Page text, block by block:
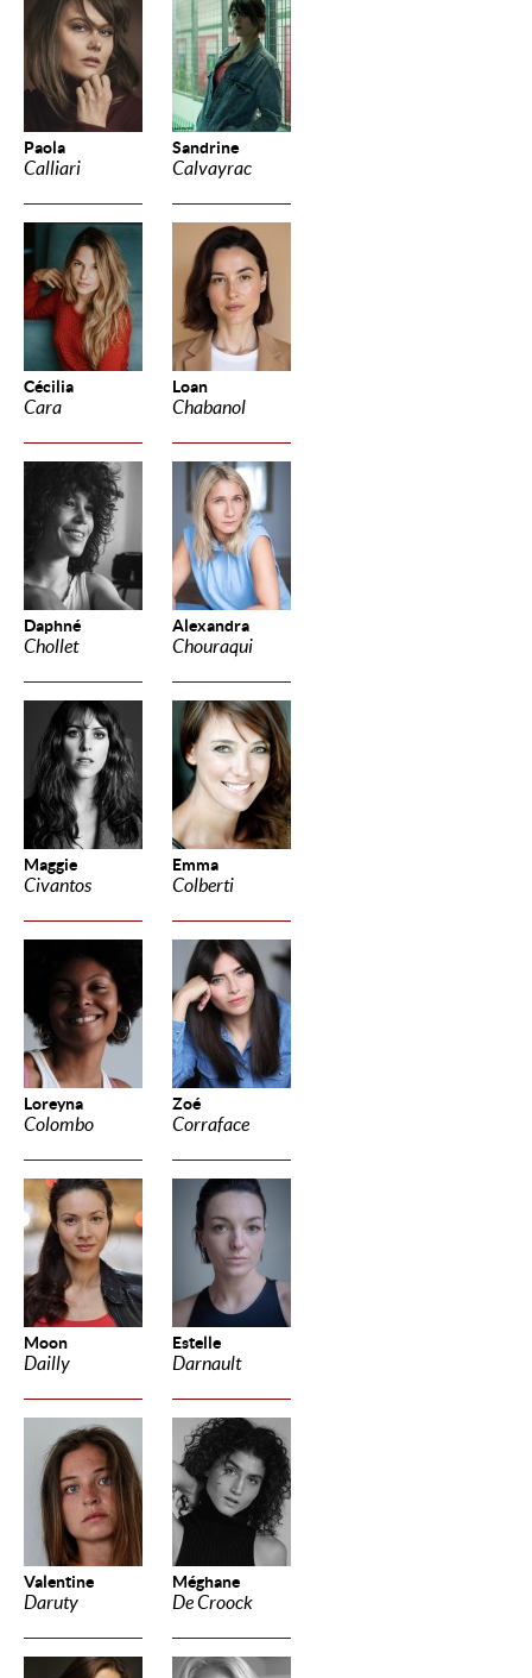
Paola
Calliari
Sandrine
Calvayrac
Cécilia
Cara
Loan
Chabanol
Daphné
Chollet
Alexandra
Chouraqui
Maggie
Civantos
Emma
Colberti
Loreyna
Colombo
Zoé
Corraface
Moon
Dailly
Estelle
Darnault
Valentine
Daruty
Méghane
De Croock